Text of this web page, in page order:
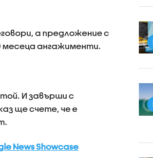
а предложение с
месеца ангажименти.
И завърши с
ще счете, че е
News Showcase